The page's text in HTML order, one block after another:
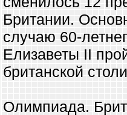
Британии.
случаю 60-
Елизаветы II
британской
Олимпиада.